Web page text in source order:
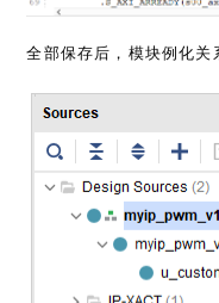
全部保存后，模块例化关